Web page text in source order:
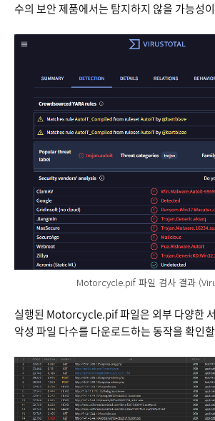
수의 보안 제품에서는 탐지하지 않을 가능성
Motorcycle.pif 파일 검사 결과
실행된 Motorcycle.pif 파일은 외부 다양한
악성 파일 다수를 다운로드하는 동작을 확인